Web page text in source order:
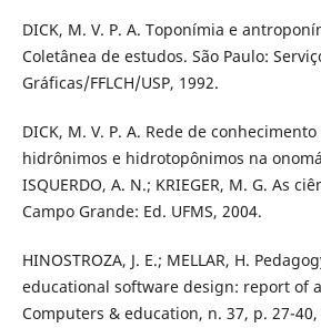
DICK, M. V. P. A. Toponímia e
Coletânea de estudos. São Paulo:
Gráficas/FFLCH/USP, 1992.
DICK, M. V. P. A. Rede de
hidrônimos e hidrotopônimos na
ISQUERDO, A. N.; KRIEGER, M. G. As
Campo Grande: Ed. UFMS, 2004.
HINOSTROZA, J. E.; MELLAR, H.
educational software design: report of
Computers & education, n. 37, p. 27-40,